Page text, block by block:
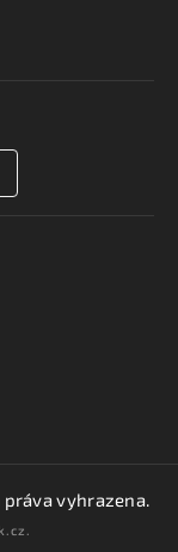
práva vyhrazena.